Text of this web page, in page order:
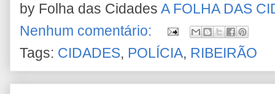
by Folha das Cidades A FOLHA DAS
Nenhum comentário:
Tags: CIDADES, POLÍCIA, RIBEIRÃO